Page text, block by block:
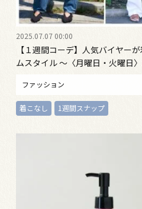
2025.07.07 00:00
【１週間コーデ】人気バイヤー
ムスタイル ～〈月曜日・火曜日
ファッション
着こなし 1週間スナップ